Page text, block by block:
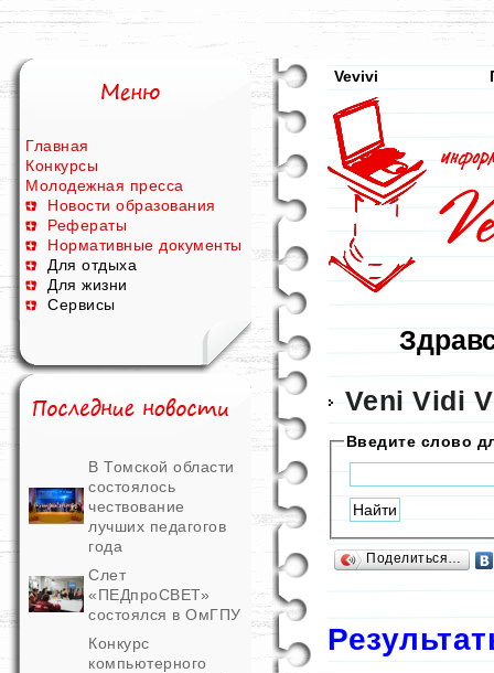
Главная
Конкурсы
Молодежная пресса
Новости образования
Рефераты
Нормативные документы
Для отдыха
Для жизни
Сервисы
В Томской области
состоялось
чествование
лучших педагогов
года
Слет
«ПЕДпроСВЕТ»
состоялся в ОмГПУ
Конкурс
компьютерного
Vevivi
Veni Vidi
Введите слово
Поделиться…